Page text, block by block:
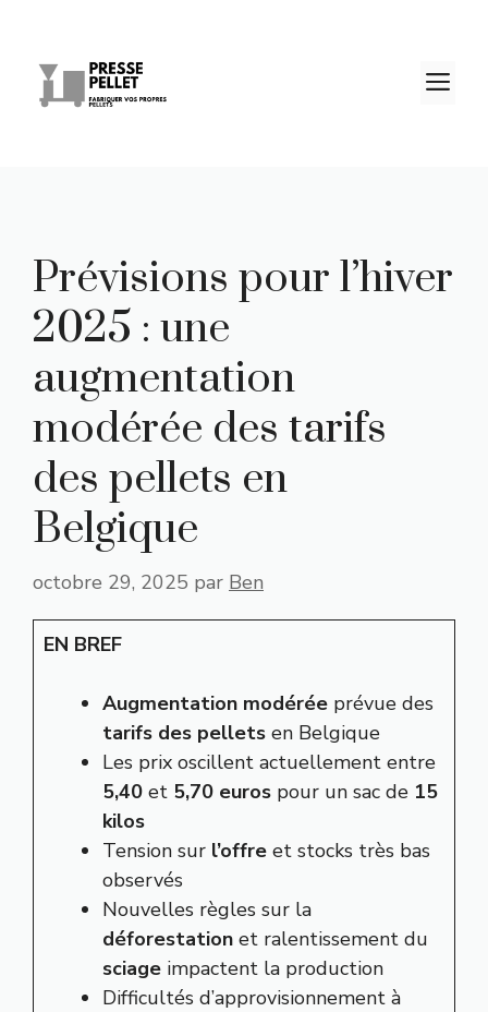
contenu
Prévisions pour l’hiver
2025 : une
augmentation
modérée des tarifs
des pellets en
Belgique
octobre 29, 2025 par Ben
EN BREF
Augmentation modérée prévue des
tarifs des pellets en Belgique
Les prix oscillent actuellement entre
5,40 et 5,70 euros pour un sac de 15
kilos
Tension sur l’offre et stocks très bas
observés
Nouvelles règles sur la
déforestation et ralentissement du
sciage impactent la production
Difficultés d’approvisionnement à